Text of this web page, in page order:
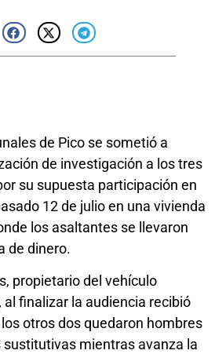
de Pico se sometió a
de investigación a los tres
su supuesta participación en
12 de julio en una vivienda
los asaltantes se llevaron
de dinero.
propietario del vehículo
al finalizar la audiencia recibió
otros dos quedaron hombres
sustitutivas mientras avanza la